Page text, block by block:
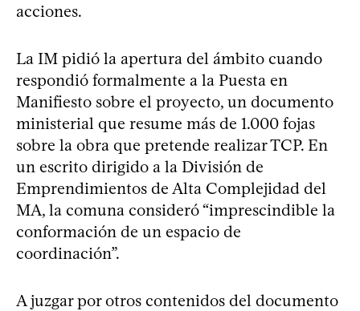
acciones.
La IM pidió la apertura del ámbito cuando
respondió formalmente a la Puesta en
Manifiesto sobre el proyecto, un documento
ministerial que resume más de 1.000 fojas
sobre la obra que pretende realizar TCP. En
un escrito dirigido a la División de
Emprendimientos de Alta Complejidad del
MA, la comuna consideró “imprescindible la
conformación de un espacio de
coordinación”.
A juzgar por otros contenidos del documento